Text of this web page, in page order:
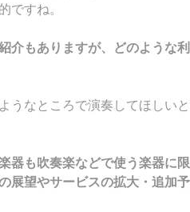
ですね。
もありますが、どのような
うなところで演奏してほしい
も吹奏楽などで使う楽器に
展望やサービスの拡大・追加